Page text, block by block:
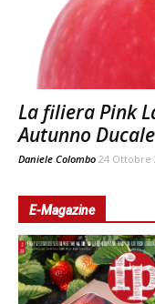
La filiera Pink
Autunno Ducale
Daniele Colombo 24 Ottobre
E-Magazine